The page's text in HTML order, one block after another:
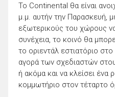
Το Continental θα είναι
μ.μ. αυτήν την Παρασκευή,
εξωτερικούς του χώρους
συνέχεια, το κοινό θα
το οριεντάλ εστιατόριο
αγορά των σχεδιαστών
ή ακόμα και να κλείσει ένα
κομμωτήριο στον τέταρτο